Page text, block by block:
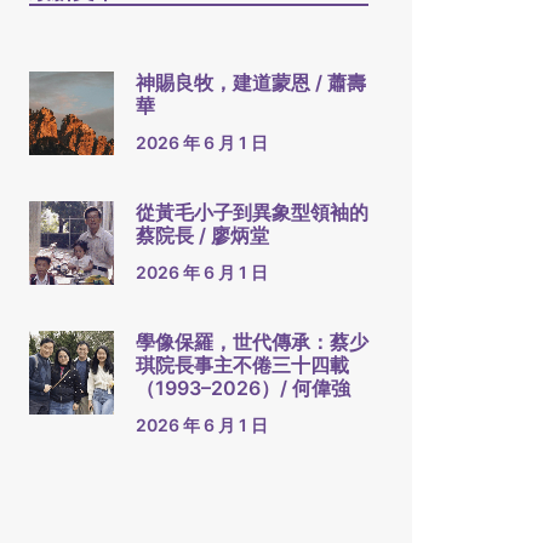
神賜良牧，建道蒙恩 / 蕭壽
華
2026 年 6 月 1 日
從黃毛小子到異象型領袖的
蔡院長 / 廖炳堂
2026 年 6 月 1 日
學像保羅，世代傳承：蔡少
琪院長事主不倦三十四載
（1993–2026）/ 何偉強
2026 年 6 月 1 日